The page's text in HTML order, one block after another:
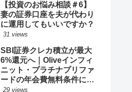
【投資のお悩み相談＃6】
妻の証券口座を夫が代わり
に運用してもいいですか？
31 views
SBI証券クレカ積立が最大
6%還元へ｜Oliveインフィ
ニット・プラチナプリファ
ードの年会費無料条件に注
意
29 views